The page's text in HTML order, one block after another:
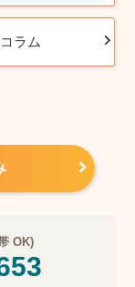
ラム
OK)